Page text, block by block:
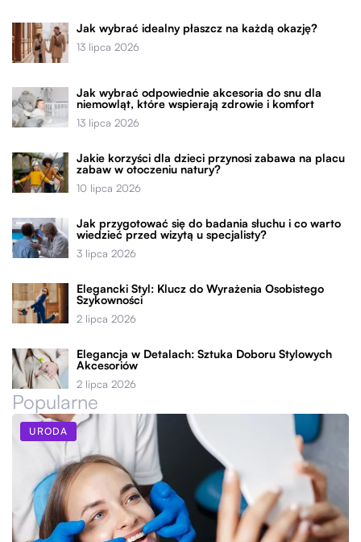
Jak wybrać idealny płaszcz na każdą okazję?
13 lipca 2026
Jak wybrać odpowiednie akcesoria do snu dla
niemowląt, które wspierają zdrowie i komfort
13 lipca 2026
Jakie korzyści dla dzieci przynosi zabawa na placu
zabaw w otoczeniu natury?
10 lipca 2026
Jak przygotować się do badania słuchu i co warto
wiedzieć przed wizytą u specjalisty?
3 lipca 2026
Elegancki Styl: Klucz do Wyrażenia Osobistego
Szykowności
2 lipca 2026
Elegancja w Detalach: Sztuka Doboru Stylowych
Akcesoriów
2 lipca 2026
Popularne
URODA